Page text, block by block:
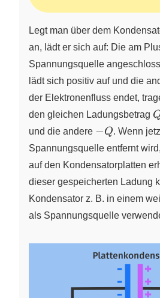
Legt man über dem
an, lädt er sich auf: Die am
Spannungsquelle
lädt sich positiv auf und die
der Elektronenfluss endet,
den gleichen Ladungsbetrag
und die andere -
Q
−Q. Wenn
Spannungsquelle entfernt
auf den Kondensatorplatten
dieser gespeicherten Ladung
Kondensator z. B. in einem
als Spannungsquelle